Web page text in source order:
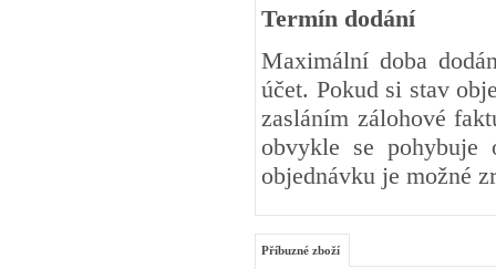
Termín dodání
Maximální doba
účet. Pokud si stav
zasláním zálohové
obvykle se pohybuje
objednávku je možné
Příbuzné zboží